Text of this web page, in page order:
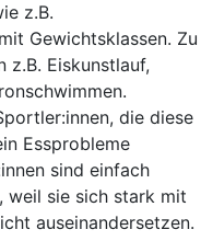
z.B.
Gewichtsklassen. Zu
z.B. Eiskunstlauf,
die diese
Essprobleme
sind einfach
, weil sie sich stark mit
auseinandersetzen.